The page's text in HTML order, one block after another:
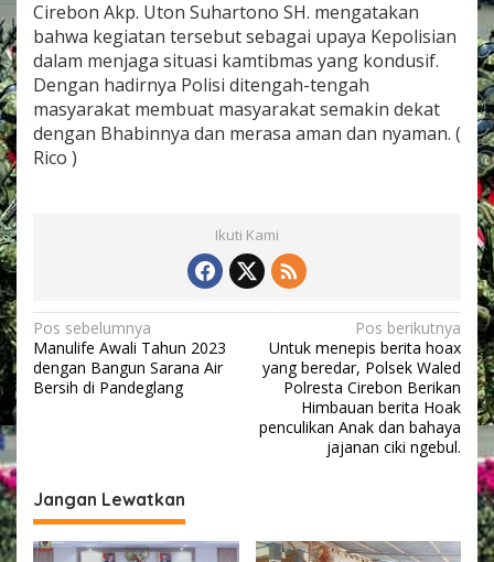
W
A
R
G
A
B
I
A
S
P
A
I
N
Cirebon Akp. Uton Suhartono SH. mengatakan
bahwa kegiatan tersebut sebagai upaya Kepolisian
dalam menjaga situasi kamtibmas yang kondusif.
Dengan hadirnya Polisi ditengah-tengah
masyarakat membuat masyarakat semakin dekat
dengan Bhabinnya dan merasa aman dan nyaman. (
Rico )
Ikuti Kami
N
a
v
a
s
i
Pos sebelumnya
Manulife Awali Tahun 2023
dengan Bangun Sarana Air
Bersih di Pandeglang
Pos berikutnya
Untuk menepis berita hoax
yang beredar, Polsek Waled
Polresta Cirebon Berikan
Himbauan berita Hoak
penculikan Anak dan bahaya
jajanan ciki ngebul.
Jangan Lewatkan